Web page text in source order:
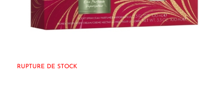
RUPTURE DE STOCK